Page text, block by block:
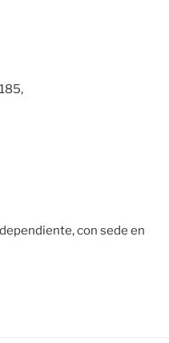
con sede en